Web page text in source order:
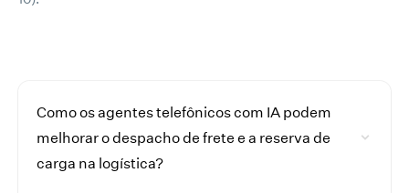
Como os agentes telefônicos com IA podem
melhorar o despacho de frete e a reserva de
carga na logística?